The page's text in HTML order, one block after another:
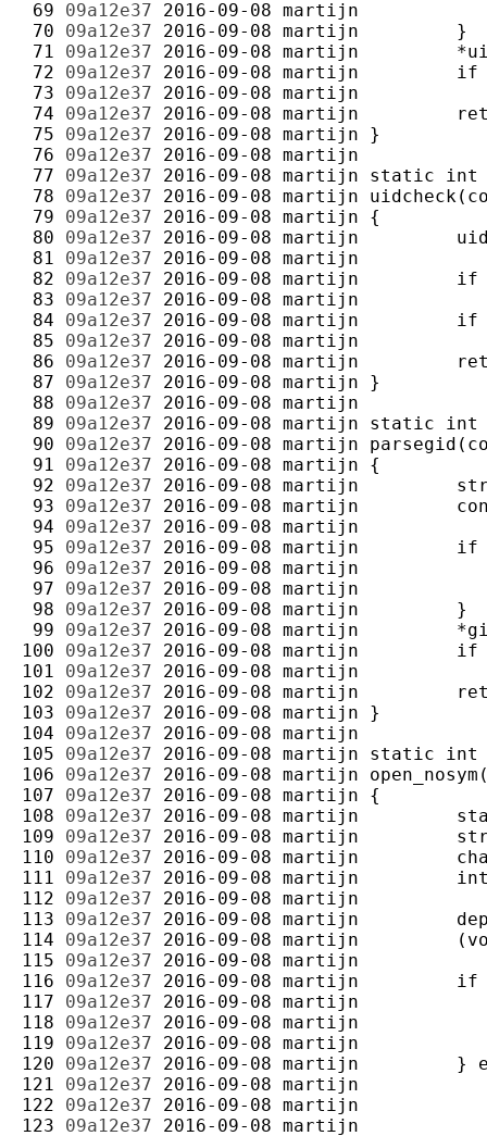
69 09a12e37 2016-09-08 martijn
70 09a12e37 2016-09-08 martijn
71 09a12e37 2016-09-08 martijn
72 09a12e37 2016-09-08 martijn
73 09a12e37 2016-09-08 martijn
74 09a12e37 2016-09-08 martijn
75 09a12e37 2016-09-08 martijn
76 09a12e37 2016-09-08 martijn
77 09a12e37 2016-09-08 martijn
78 09a12e37 2016-09-08 martijn
79 09a12e37 2016-09-08 martijn
80 09a12e37 2016-09-08 martijn
81 09a12e37 2016-09-08 martijn
82 09a12e37 2016-09-08 martijn
83 09a12e37 2016-09-08 martijn
84 09a12e37 2016-09-08 martijn
85 09a12e37 2016-09-08 martijn
86 09a12e37 2016-09-08 martijn
87 09a12e37 2016-09-08 martijn
88 09a12e37 2016-09-08 martijn
89 09a12e37 2016-09-08 martijn
90 09a12e37 2016-09-08 martijn
91 09a12e37 2016-09-08 martijn
92 09a12e37 2016-09-08 martijn
93 09a12e37 2016-09-08 martijn
94 09a12e37 2016-09-08 martijn
95 09a12e37 2016-09-08 martijn
96 09a12e37 2016-09-08 martijn
97 09a12e37 2016-09-08 martijn
98 09a12e37 2016-09-08 martijn
99 09a12e37 2016-09-08 martijn
100 09a12e37 2016-09-08 martijn
101 09a12e37 2016-09-08 martijn
102 09a12e37 2016-09-08 martijn
103 09a12e37 2016-09-08 martijn
104 09a12e37 2016-09-08 martijn
105 09a12e37 2016-09-08 martijn
106 09a12e37 2016-09-08 martijn
107 09a12e37 2016-09-08 martijn
108 09a12e37 2016-09-08 martijn
109 09a12e37 2016-09-08 martijn
110 09a12e37 2016-09-08 martijn
111 09a12e37 2016-09-08 martijn
112 09a12e37 2016-09-08 martijn
113 09a12e37 2016-09-08 martijn
114 09a12e37 2016-09-08 martijn
115 09a12e37 2016-09-08 martijn
116 09a12e37 2016-09-08 martijn
117 09a12e37 2016-09-08 martijn
118 09a12e37 2016-09-08 martijn
119 09a12e37 2016-09-08 martijn
120 09a12e37 2016-09-08 martijn
121 09a12e37 2016-09-08 martijn
122 09a12e37 2016-09-08 martijn
123 09a12e37 2016-09-08 martijn